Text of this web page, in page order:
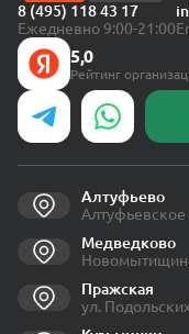
8 (495) 118 43 17
Ежедневно 9:00-21:00
5,0
Рейтинг
Алтуфьево
Медведково
Пражская
ул.